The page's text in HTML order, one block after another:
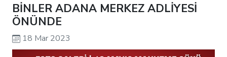
BİNLER ADANA MERKEZ ADLİYESİ
ÖNÜNDE
18 Mar 2023